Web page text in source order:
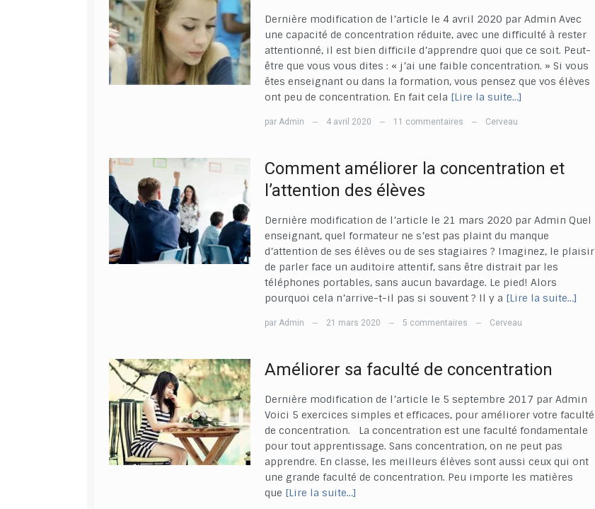
Dernière modification de l’article le 4 avril 2020 par Admin Avec
une capacité de concentration réduite, avec une difficulté à rester
attentionné, il est bien difficile d’apprendre quoi que ce soit. Peut-
être que vous vous dites : « j’ai une faible concentration. » Si vous
êtes enseignant ou dans la formation, vous pensez que vos élèves
ont peu de concentration. En fait cela [Lire la suite…]
par Admin — 4 avril 2020 — 11 commentaires — Cerveau
Comment améliorer la concentration et
l’attention des élèves
Dernière modification de l’article le 21 mars 2020 par Admin Quel
enseignant, quel formateur ne s’est pas plaint du manque
d’attention de ses élèves ou de ses stagiaires ? Imaginez, le plaisir
de parler face un auditoire attentif, sans être distrait par les
téléphones portables, sans aucun bavardage. Le pied! Alors
pourquoi cela n’arrive-t-il pas si souvent ? Il y a [Lire la suite…]
par Admin — 21 mars 2020 — 5 commentaires — Cerveau
Améliorer sa faculté de concentration
Dernière modification de l’article le 5 septembre 2017 par Admin
Voici 5 exercices simples et efficaces, pour améliorer votre faculté
de concentration. La concentration est une faculté fondamentale
pour tout apprentissage. Sans concentration, on ne peut pas
apprendre. En classe, les meilleurs élèves sont aussi ceux qui ont
une grande faculté de concentration. Peu importe les matières
que [Lire la suite…]